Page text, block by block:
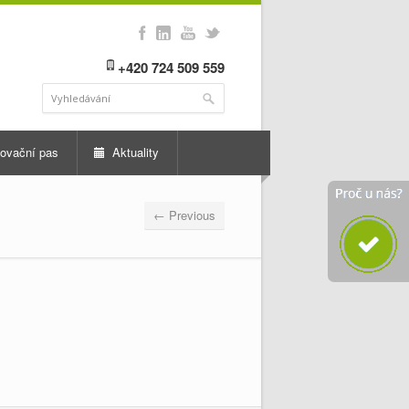
+420 724 509 559
pas Aktuality
← Previous